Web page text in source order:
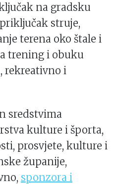
na gradsku
struje,
terena oko štale i
trening i obuku
rekreativno i
sredstvima
kulture i športa,
prosvjete, kulture i
županije,
sponzora i